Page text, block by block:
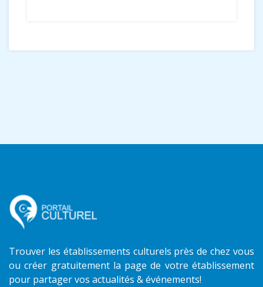
Trouver les établissements culturels près de chez vous
ou créer gratuitement la page de votre établissement
pour partager vos actualités & événements!